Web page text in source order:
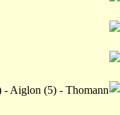
- Aiglon (5) - Thomann